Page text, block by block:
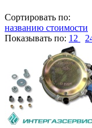
Сортировать по:
названию стоимости
Показывать по: 12